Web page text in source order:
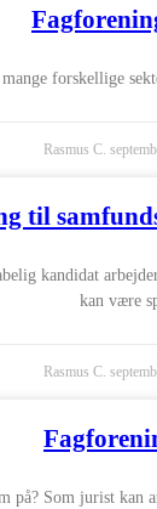
forskellige
Rasmus C.
til
kandidat
kan være
Rasmus C.
Som jurist kan